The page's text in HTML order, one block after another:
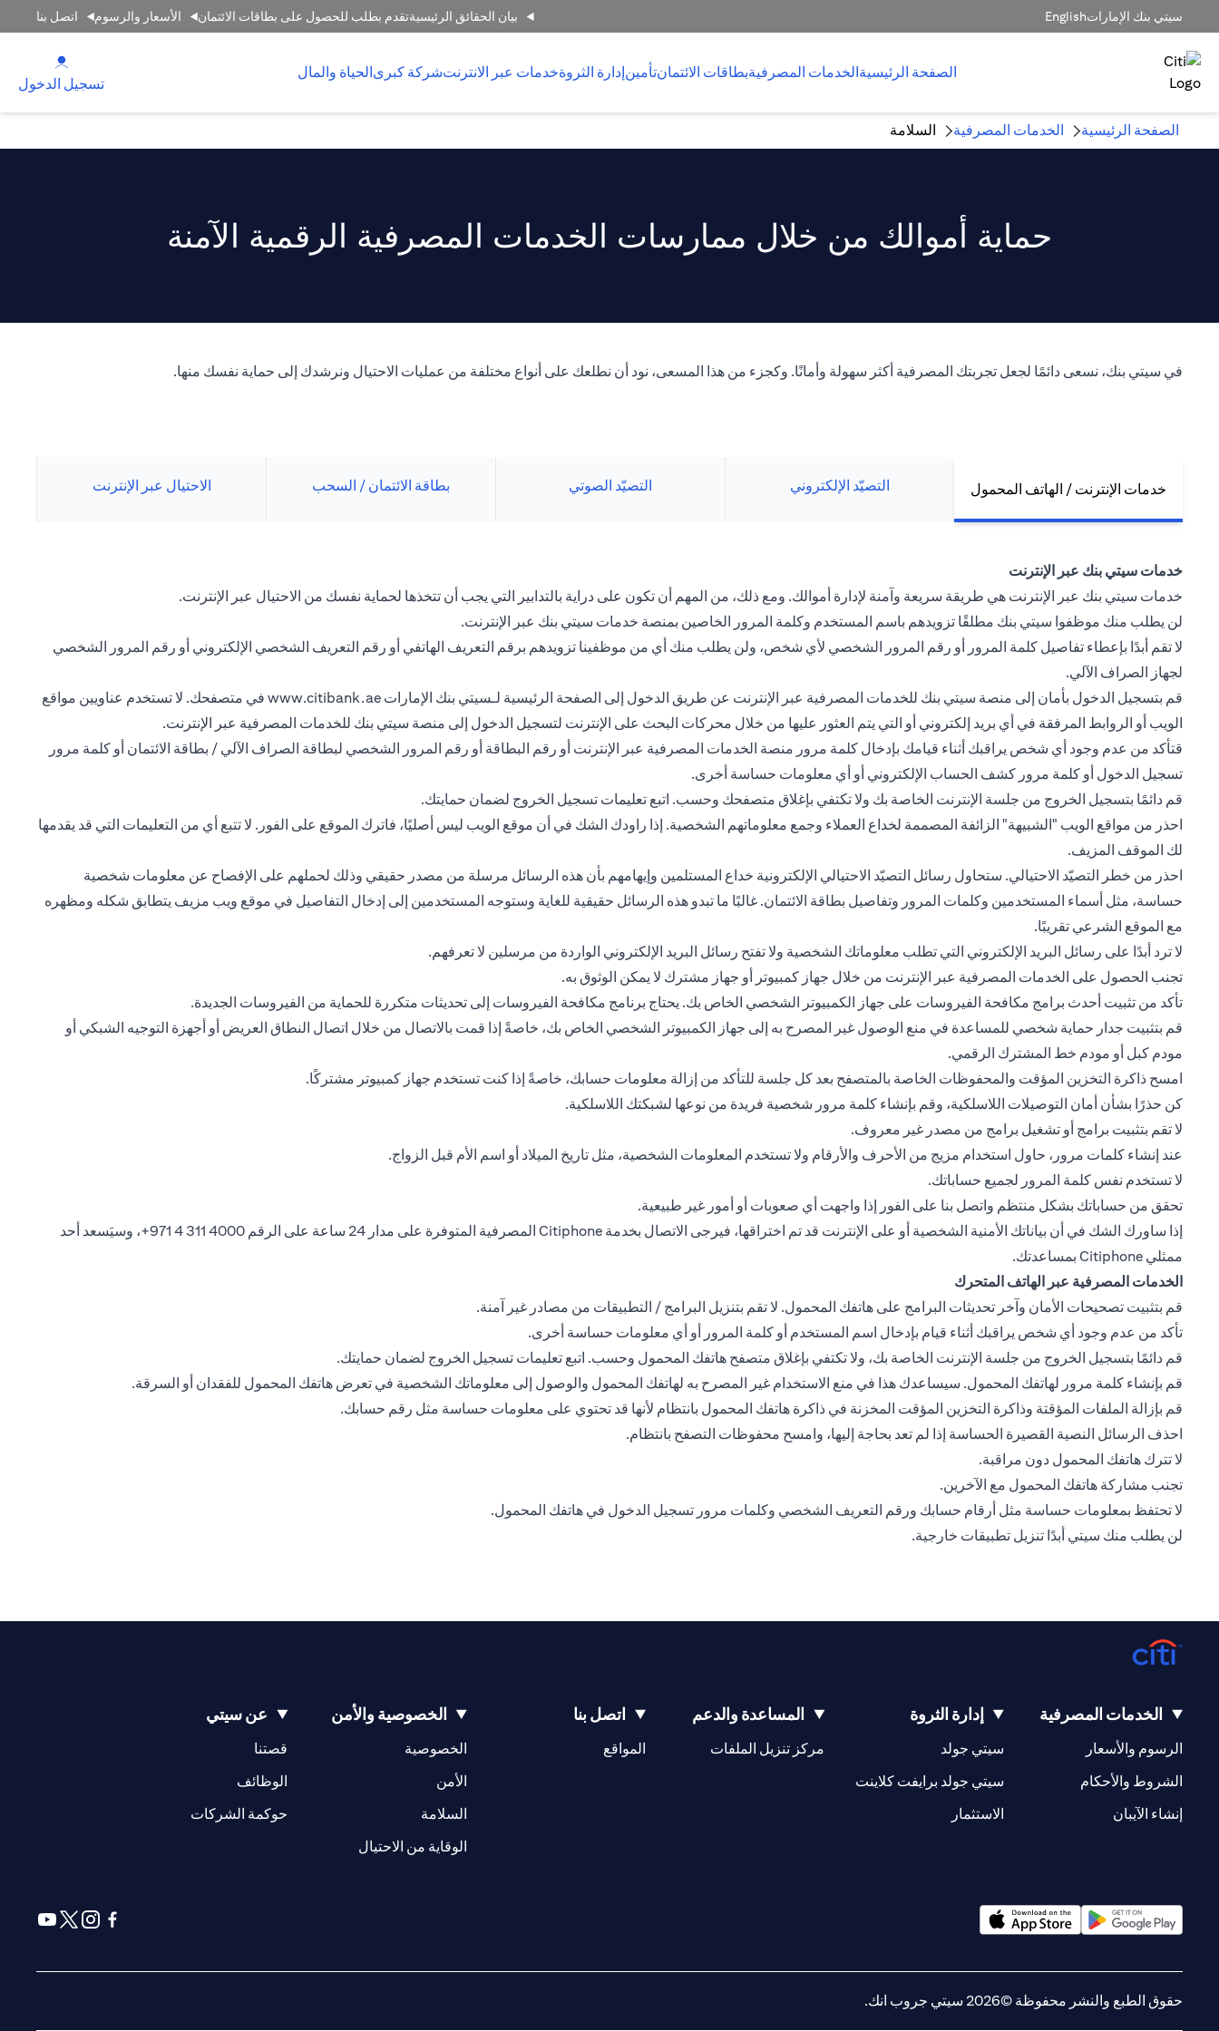
سيتي بنك الإماراتEnglish بيان الحقائق الرئيسيةتقدم بطلب للحصول على بطاقات الائتمان الأسعار والرسوم اتصل بنا
الصفحة الرئيسيةالخدمات المصرفيةبطاقات الائتمانتأمينإدارة الثروةخدمات عبر الانترنتشركة كبرىالحياة والمال
تسجيل الدخول
الصفحة الرئيسية الخدمات المصرفية السلامة
حماية أموالك من خلال ممارسات الخدمات المصرفية الرقمية الآمنة
في سيتي بنك، نسعى دائمًا لجعل تجربتك المصرفية أكثر سهولة وأمانًا. وكجزء من هذا المسعى، نود أن نطلعك على أنواع مختلفة من عمليات الاحتيال ونرشدك إلى حماية نفسك منها.
خدمات الإنترنت / الهاتف المحمول التصيّد الإلكتروني التصيّد الصوتي بطاقة الائتمان / السحب الاحتيال عبر الإنترنت
خدمات سيتي بنك عبر الإنترنت
خدمات سيتي بنك عبر الإنترنت هي طريقة سريعة وآمنة لإدارة أموالك. ومع ذلك، من المهم أن تكون على دراية بالتدابير التي يجب أن تتخذها لحماية نفسك من الاحتيال عبر الإنترنت.
لن يطلب منك موظفوا سيتي بنك مطلقًا تزويدهم باسم المستخدم وكلمة المرور الخاصين بمنصة خدمات سيتي بنك عبر الإنترنت.
لا تقم أبدًا بإعطاء تفاصيل كلمة المرور أو رقم المرور الشخصي لأي شخص، ولن يطلب منك أي من موظفينا تزويدهم برقم التعريف الهاتفي أو رقم التعريف الشخصي الإلكتروني أو رقم المرور الشخصي
لجهاز الصراف الآلي.
قم بتسجيل الدخول بأمان إلى منصة سيتي بنك للخدمات المصرفية عبر الإنترنت عن طريق الدخول إلى الصفحة الرئيسية لـسيتي بنك الإمارات www.citibank.ae في متصفحك. لا تستخدم عناويين مواقع
الويب أو الروابط المرفقة في أي بريد إلكتروني أو التي يتم العثور عليها من خلال محركات البحث على الإنترنت لتسجيل الدخول إلى منصة سيتي بنك للخدمات المصرفية عبر الإنترنت.
قتأكد من عدم وجود أي شخص يراقبك أثناء قيامك بإدخال كلمة مرور منصة الخدمات المصرفية عبر الإنترنت أو رقم البطاقة أو رقم المرور الشخصي لبطاقة الصراف الآلي / بطاقة الائتمان أو كلمة مرور
تسجيل الدخول أو كلمة مرور كشف الحساب الإلكتروني أو أي معلومات حساسة أخرى.
قم دائمًا بتسجيل الخروج من جلسة الإنترنت الخاصة بك ولا تكتفي بإغلاق متصفحك وحسب. اتبع تعليمات تسجيل الخروج لضمان حمايتك.
احذر من مواقع الويب "الشبيهة" الزائفة المصممة لخداع العملاء وجمع معلوماتهم الشخصية. إذا راودك الشك في أن موقع الويب ليس أصليًا، فاترك الموقع على الفور. لا تتبع أي من التعليمات التي قد يقدمها
لك الموقف المزيف.
احذر من خطر التصيّد الاحتيالي. ستحاول رسائل التصيّد الاحتيالي الإلكترونية خداع المستلمين وإيهامهم بأن هذه الرسائل مرسلة من مصدر حقيقي وذلك لحملهم على الإفصاح عن معلومات شخصية
حساسة، مثل أسماء المستخدمين وكلمات المرور وتفاصيل بطاقة الائتمان. غالبًا ما تبدو هذه الرسائل حقيقية للغاية وستوجه المستخدمين إلى إدخال التفاصيل في موقع ويب مزيف يتطابق شكله ومظهره
مع الموقع الشرعي تقريبًا.
لا ترد أبدًا على رسائل البريد الإلكتروني التي تطلب معلوماتك الشخصية ولا تفتح رسائل البريد الإلكتروني الواردة من مرسلين لا تعرفهم.
تجنب الحصول على الخدمات المصرفية عبر الإنترنت من خلال جهاز كمبيوتر أو جهاز مشترك لا يمكن الوثوق به.
تأكد من تثبيت أحدث برامج مكافحة الفيروسات على جهاز الكمبيوتر الشخصي الخاص بك. يحتاج برنامج مكافحة الفيروسات إلى تحديثات متكررة للحماية من الفيروسات الجديدة.
قم بتثبيت جدار حماية شخصي للمساعدة في منع الوصول غير المصرح به إلى جهاز الكمبيوتر الشخصي الخاص بك، خاصةً إذا قمت بالاتصال من خلال اتصال النطاق العريض أو أجهزة التوجيه الشبكي أو
مودم كبل أو مودم خط المشترك الرقمي.
امسح ذاكرة التخزين المؤقت والمحفوظات الخاصة بالمتصفح بعد كل جلسة للتأكد من إزالة معلومات حسابك، خاصةً إذا كنت تستخدم جهاز كمبيوتر مشتركًا.
كن حذرًا بشأن أمان التوصيلات اللاسلكية، وقم بإنشاء كلمة مرور شخصية فريدة من نوعها لشبكتك اللاسلكية.
لا تقم بتثبيت برامج أو تشغيل برامج من مصدر غير معروف.
عند إنشاء كلمات مرور، حاول استخدام مزيج من الأحرف والأرقام ولا تستخدم المعلومات الشخصية، مثل تاريخ الميلاد أو اسم الأم قبل الزواج.
لا تستخدم نفس كلمة المرور لجميع حساباتك.
تحقق من حساباتك بشكل منتظم واتصل بنا على الفور إذا واجهت أي صعوبات أو أمور غير طبيعية.
إذا ساورك الشك في أن بياناتك الأمنية الشخصية أو على الإنترنت قد تم اختراقها، فيرجى الاتصال بخدمة Citiphone المصرفية المتوفرة على مدار 24 ساعة على الرقم ‎+971 4 311 4000، وسيَسعد أحد
ممثلي Citiphone بمساعدتك.
الخدمات المصرفية عبر الهاتف المتحرك
قم بتثبيت تصحيحات الأمان وآخر تحديثات البرامج على هاتفك المحمول. لا تقم بتنزيل البرامج / التطبيقات من مصادر غير آمنة.
تأكد من عدم وجود أي شخص يراقبك أثناء قيام بإدخال اسم المستخدم أو كلمة المرور أو أي معلومات حساسة أخرى.
قم دائمًا بتسجيل الخروج من جلسة الإنترنت الخاصة بك، ولا تكتفي بإغلاق متصفح هاتفك المحمول وحسب. اتبع تعليمات تسجيل الخروج لضمان حمايتك.
قم بإنشاء كلمة مرور لهاتفك المحمول. سيساعدك هذا في منع الاستخدام غير المصرح به لهاتفك المحمول والوصول إلى معلوماتك الشخصية في تعرض هاتفك المحمول للفقدان أو السرقة.
قم بإزالة الملفات المؤقتة وذاكرة التخزين المؤقت المخزنة في ذاكرة هاتفك المحمول بانتظام لأنها قد تحتوي على معلومات حساسة مثل رقم حسابك.
احذف الرسائل النصية القصيرة الحساسة إذا لم تعد بحاجة إليها، وامسح محفوظات التصفح بانتظام.
لا تترك هاتفك المحمول دون مراقبة.
تجنب مشاركة هاتفك المحمول مع الآخرين.
لا تحتفظ بمعلومات حساسة مثل أرقام حسابك ورقم التعريف الشخصي وكلمات مرور تسجيل الدخول في هاتفك المحمول.
لن يطلب منك سيتي أبدًا تنزيل تطبيقات خارجية.
الخدمات المصرفية
الرسوم والأسعار
الشروط والأحكام
إنشاء الآيبان
إدارة الثروة
سيتي جولد
سيتي جولد برايفت كلاينت
الاستثمار
المساعدة والدعم
مركز تنزيل الملفات
اتصل بنا
المواقع
(opens in a new tab)
الخصوصية والأمن
الخصوصية
الأمن
السلامة
الوقاية من الاحتيال
عن سيتي
قصتنا
(opens in a new tab)
الوظائف
(opens in a new tab)
حوكمة الشركات
(opens in a new tab)
حقوق الطبع والنشر محفوظة ©2026 سيتي جروب انك.